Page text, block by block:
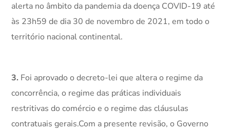
alerta no âmbito da pandemia da doença COVID-19 até
às 23h59 de dia 30 de novembro de 2021, em todo o
território nacional continental.
3. Foi aprovado o decreto-lei que altera o regime da
concorrência, o regime das práticas individuais
restritivas do comércio e o regime das cláusulas
contratuais gerais.Com a presente revisão, o Governo